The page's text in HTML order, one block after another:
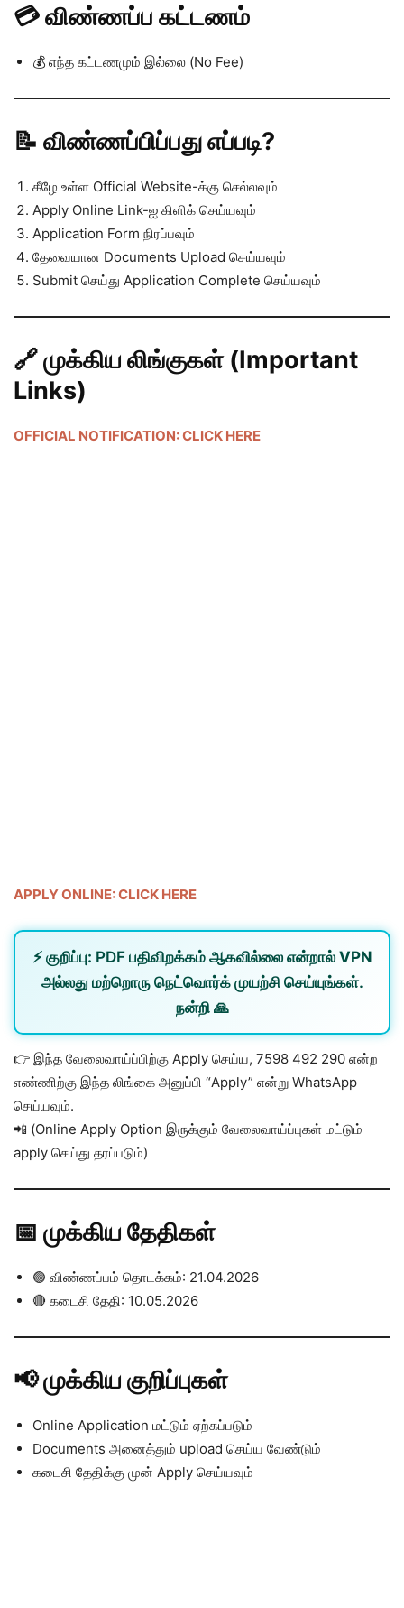
💳 விண்ணப்ப கட்டணம்
💰 எந்த கட்டணமும் இல்லை (No Fee)
📝 விண்ணப்பிப்பது எப்படி?
கீழே உள்ள Official Website-க்கு செல்லவும்
Apply Online Link-ஐ கிளிக் செய்யவும்
Application Form நிரப்பவும்
தேவையான Documents Upload செய்யவும்
Submit செய்து Application Complete செய்யவும்
🔗 முக்கிய லிங்குகள் (Important
Links)
OFFICIAL NOTIFICATION: CLICK HERE
APPLY ONLINE: CLICK HERE
⚡ குறிப்பு: PDF பதிவிறக்கம் ஆகவில்லை என்றால் VPN
அல்லது மற்றொரு நெட்வொர்க்முயற்சி செய்யுங்கள்.
நன்றி 🙏
👉 இந்த வேலைவாய்ப்பிற்கு Apply செய்ய, 7598 492 290 என்ற
எண்ணிற்கு இந்த லிங்கை அனுப்பி “Apply” என்று WhatsApp
செய்யவும்.
📲 (Online Apply Option இருக்கும் வேலைவாய்ப்புகள் மட்டும்
apply செய்து தரப்படும்)
📅 முக்கிய தேதிகள்
🟢 விண்ணப்பம் தொடக்கம்: 21.04.2026
🔴 கடைசி தேதி: 10.05.2026
📢 முக்கிய குறிப்புகள்
Online Application மட்டும் ஏற்கப்படும்
Documents அனைத்தும் upload செய்ய வேண்டும்
கடைசி தேதிக்கு முன் Apply செய்யவும்